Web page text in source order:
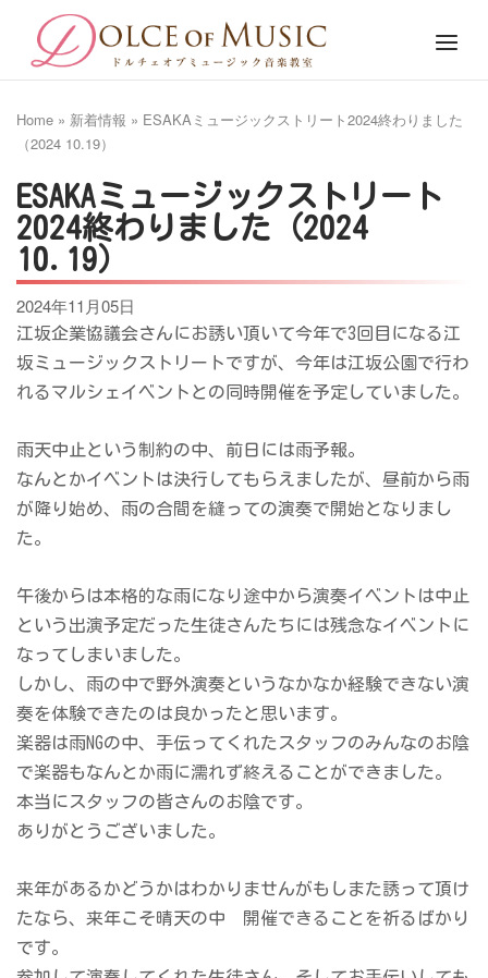
content
Home
Menu
Home » 新着情報 » ESAKAミュージックストリート2024終わりました
（2024 10.19）
ESAKAミュージックストリート
2024終わりました（2024
10.19）
2024年11月05日
江坂企業協議会さんにお誘い頂いて今年で3回目になる江
坂ミュージックストリートですが、今年は江坂公園で行わ
れるマルシェイベントとの同時開催を予定していました。
雨天中止という制約の中、前日には雨予報。
なんとかイベントは決行してもらえましたが、昼前から雨
が降り始め、雨の合間を縫っての演奏で開始となりまし
た。
午後からは本格的な雨になり途中から演奏イベントは中止
という出演予定だった生徒さんたちには残念なイベントに
なってしまいました。
しかし、雨の中で野外演奏というなかなか経験できない演
奏を体験できたのは良かったと思います。
楽器は雨NGの中、手伝ってくれたスタッフのみんなのお陰
で楽器もなんとか雨に濡れず終えることができました。
本当にスタッフの皆さんのお陰です。
ありがとうございました。
来年があるかどうかはわかりませんがもしまた誘って頂け
たなら、来年こそ晴天の中 開催できることを祈るばかり
です。